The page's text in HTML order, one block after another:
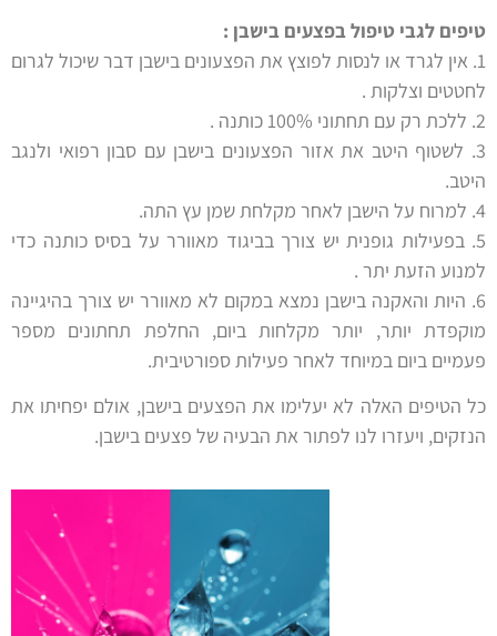
טיפים לגבי טיפול בפצעים בישבן :
1. אין לגרד או לנסות לפוצץ את הפצעונים בישבן דבר שיכול לגרום
לחטטים וצלקות .
2. ללכת רק עם תחתוני 100% כותנה .
3. לשטוף היטב את אזור הפצעונים בישבן עם סבון רפואי ולנגב
היטב.
4. למרוח על הישבן לאחר מקלחת שמן עץ התה.
5. בפעילות גופנית יש צורך בביגוד מאוורר על בסיס כותנה כדי
למנוע הזעת יתר .
6. היות והאקנה בישבן נמצא במקום לא מאוורר יש צורך בהיגיינה
מוקפדת יותר, יותר מקלחות ביום, החלפת תחתונים מספר
פעמיים ביום במיוחד לאחר פעילות ספורטיבית.
כל הטיפים האלה לא יעלימו את הפצעים בישבן, אולם יפחיתו את
הנזקים, ויעזרו לנו לפתור את הבעיה של פצעים בישבן.